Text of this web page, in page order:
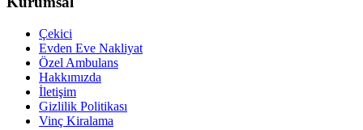
Çekici
Evden Eve Nakliyat
Özel Ambulans
Hakkımızda
İletişim
Gizlilik Politikası
Vinç Kiralama